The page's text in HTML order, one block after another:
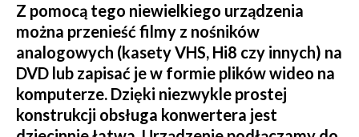
Z pomocą tego niewielkiego urządzenia
można przenieść filmy z nośników
analogowych (kasety VHS, Hi8 czy innych) na
DVD lub zapisać je w formie plików wideo na
komputerze. Dzięki niezwykle prostej
konstrukcji obsługa konwertera jest